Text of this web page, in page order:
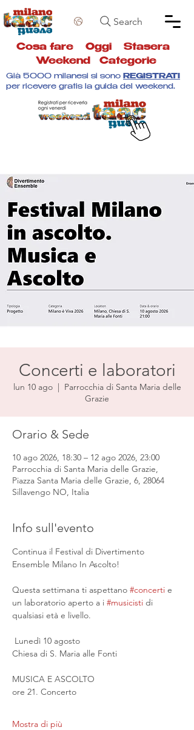
Search
Cosa fare Oggi Stasera
Weekend
Categorie
Già 5000 milanesi si sono REGISTRATI
per ricevere gratis la guida del weekend.
Concerti e laboratori
lun 10 ago
  |
Parrocchia di Santa Maria delle
Grazie
Orario & Sede
10 ago 2026, 18:30 – 12 ago 2026, 23:00
Parrocchia di Santa Maria delle Grazie,
Piazza Santa Maria delle Grazie, 6, 28064
Sillavengo NO, Italia
Info sull'evento
Continua il Festival di Divertimento
Ensemble Milano In Ascolto!
Questa settimana ti aspettano #concerti e
un laboratorio aperto a i #musicisti di
qualsiasi età e livello.
Lunedì 10 agosto
Chiesa di S. Maria alle Fonti
MUSICA E ASCOLTO
ore 21. Concerto
Mostra di più